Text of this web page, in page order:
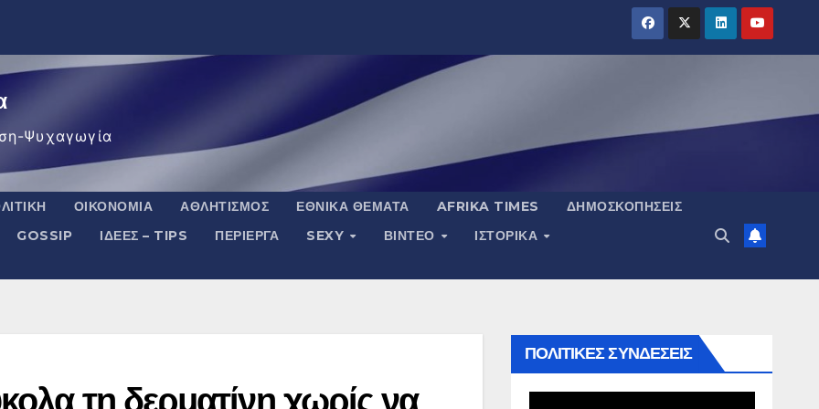
Ψυχαγωγία
ΟΙΚΟΝΟΜΊΑ ΑΘΛΗΤΙΣΜΌΣ ΕΘΝΙΚΆ ΘΈΜΑΤΑ AFRIKA TIMES
ΔΗΜΟΣΚΟΠΉΣΕΙΣ
GOSSIP ΙΔΈΕΣ – TIPS ΠΕΡΊΕΡΓΑ SEXY ΒΙΝΤΕΟ
ΙΣΤΟΡΙΚΆ
τη δερματίνη χωρίς να
ΠΟΛΙΤΙΚΕΣ ΣΥΝΔΕΣΕΙΣ